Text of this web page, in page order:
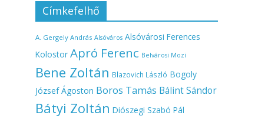
Címkefelhő
A. Gergely András Alsóváros Alsóvárosi Ferences
Kolostor Apró Ferenc Belvárosi Mozi
Bene Zoltán Blazovich László Bogoly
József Ágoston Boros Tamás Bálint Sándor
Bátyi Zoltán Diószegi Szabó Pál